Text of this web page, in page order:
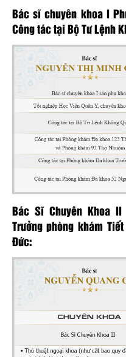
Bác sĩ chuyên khoa I
Công tác tại Bộ Tư Lệnh
Bác Sĩ Chuyên Khoa II
Trưởng phòng khám
Đức: